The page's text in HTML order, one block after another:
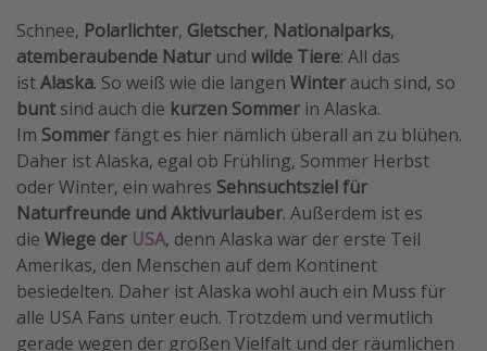
Rundreisen in Thailand
Bahnreisen in der Schweiz
Reisepassfreie Reiseziele
Travel Know How
Silvesterreisen
Last Minute Urlaub Mallorca
Last Minute Urlaub Deutschland
Schnee, Polarlichter, Gletscher, Nationalparks,
atemberaubende Natur und wilde Tiere: All das
istAlaska. So weiß wie die langen Winter auch sind, so
buntsind auch die kurzen Sommer in Alaska.
Im Sommerfängt es hier nämlich überall an zu blühen.
Daher ist Alaska, egal ob Frühling, Sommer Herbst
oder Winter, ein wahres Sehnsuchtsziel für
Naturfreunde und Aktivurlauber. Außerdem ist es
die Wiege der USA, denn Alaska war der erste Teil
Amerikas, den Menschen auf dem Kontinent
besiedelten. Daher ist Alaska wohl auch ein Muss für
alle USA Fans unter euch. Trotzdem und vermutlich
gerade wegen der großen Vielfalt und der räumlichen